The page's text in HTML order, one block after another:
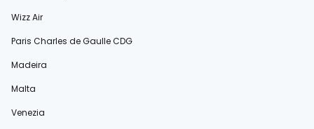
Wizz Air
Paris Charles de Gaulle CDG
Madeira
Malta
Venezia